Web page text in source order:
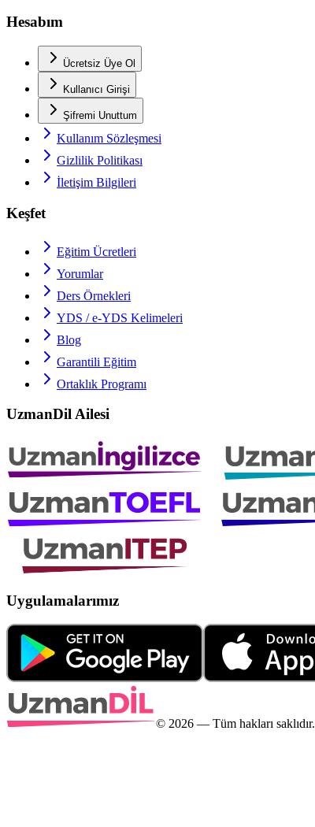
Hesabım
Ücretsiz Üye Ol
Kullanıcı Girişi
Şifremi Unuttum
Kullanım Sözleşmesi
Gizlilik Politikası
İletişim Bilgileri
Keşfet
Eğitim Ücretleri
Yorumlar
Ders Örnekleri
YDS / e-YDS Kelimeleri
Blog
Garantili Eğitim
Ortaklık Programı
UzmanDil Ailesi
Uygulamalarımız
© 2026 — Tüm hakları saklıdır.